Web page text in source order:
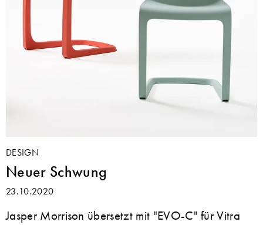
DESIGN
Neuer Schwung
23.10.2020
Jasper Morrison übersetzt mit "EVO-C" für Vitra